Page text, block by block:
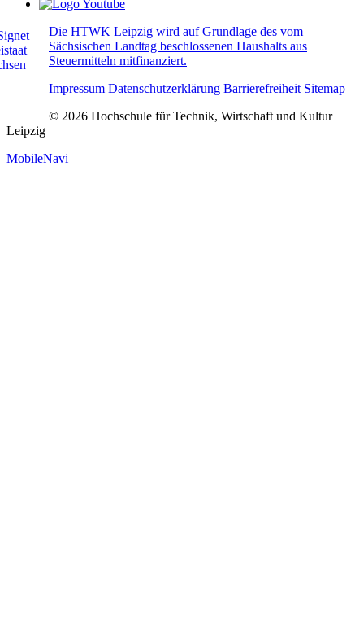
Die HTWK Leipzig wird auf Grundlage des vom
Sächsischen Landtag beschlossenen Haushalts aus
Steuermitteln mitfinanziert.
Impressum Datenschutzerklärung Barrierefreiheit Sitemap
© 2026 Hochschule für Technik, Wirtschaft und Kultur
Leipzig
MobileNavi